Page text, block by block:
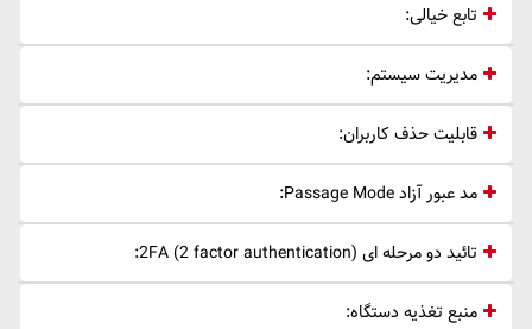
تابع خیالی:
مدیریت سیستم:
قابلیت حذف کاربران:
مد عبور آزاد Passage Mode:
تائید دو مرحله ای 2FA (2 factor authentication):
منبع تغذیه دستگاه: